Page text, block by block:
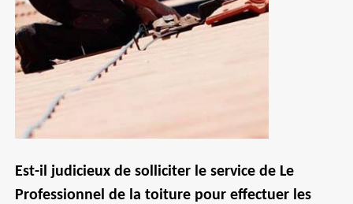
Est-il judicieux de solliciter le service de Le
Professionnel de la toiture pour effectuer les